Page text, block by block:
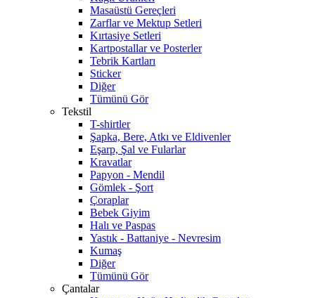
Masaüstü Gereçleri
Zarflar ve Mektup Setleri
Kırtasiye Setleri
Kartpostallar ve Posterler
Tebrik Kartları
Sticker
Diğer
Tümünü Gör
Tekstil
T-shirtler
Şapka, Bere, Atkı ve Eldivenler
Eşarp, Şal ve Fularlar
Kravatlar
Papyon - Mendil
Gömlek - Şort
Çoraplar
Bebek Giyim
Halı ve Paspas
Yastık - Battaniye - Nevresim
Kumaş
Diğer
Tümünü Gör
Çantalar